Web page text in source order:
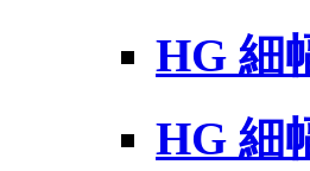
HG 細
HG 細